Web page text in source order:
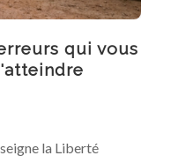
qui vous
la Liberté